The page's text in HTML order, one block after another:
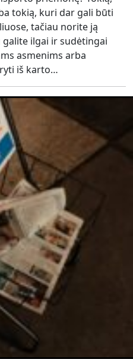
tokią, kuri dar gali būti
tačiau norite ją
galite ilgai ir sudėtingai
asmenims arba
iš karto…